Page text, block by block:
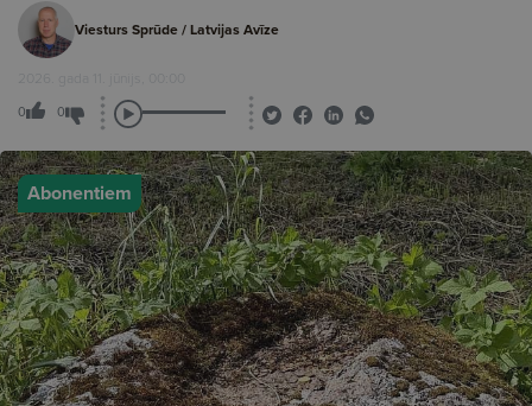
Viesturs Sprūde / Latvijas Avīze
2026. gada 11. jūnijs, 00:00
0 0
Abonentiem